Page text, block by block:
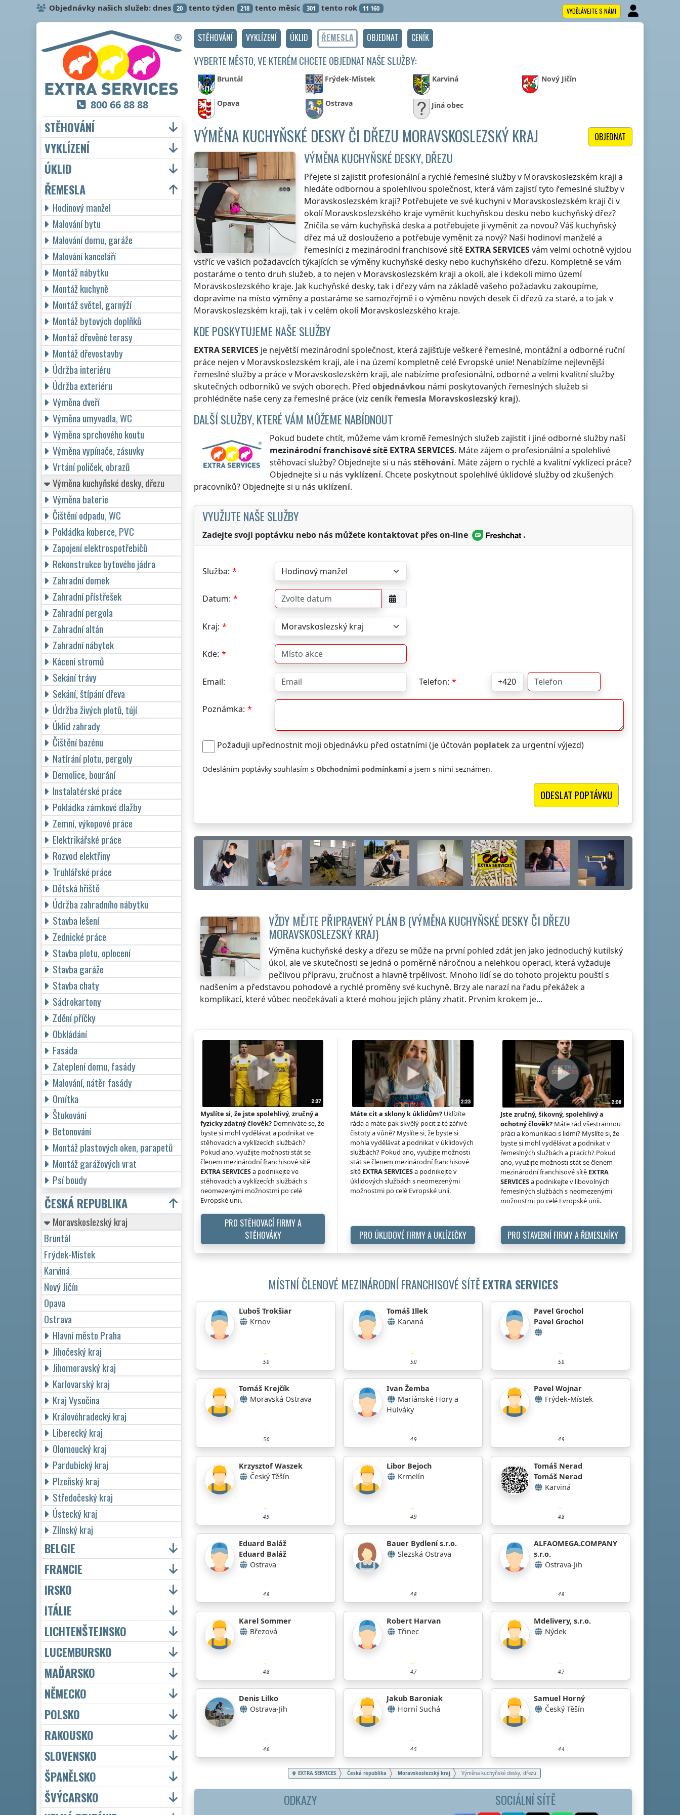
Objednávky našich služeb: dnes 20 tento týden 218 tento měsíc 301 tento rok 11 160 VYDĚLÁVEJTE S NÁMI
STĚHOVÁNÍ VYKLÍZENÍ ÚKLID ŘEMESLA OBJEDNAT CENÍK
VYBERTE MĚSTO, VE KTERÉM CHCETE OBJEDNAT NAŠE SLUŽBY:
Bruntál Frýdek-Místek Karviná Nový Jičín
Opava Ostrava Jiná obec
OBJEDNAT
VÝMĚNA KUCHYŇSKÉ DESKY ČI DŘEZU MORAVSKOSLEZSKÝ KRAJ
VÝMĚNA KUCHYŇSKÉ DESKY, DŘEZU
Přejete si zajistit profesionální a rychlé řemeslné službyv Moravskoslezském kraji a
hledáte odbornou a spolehlivou společnost, která vám zajistí tyto řemeslné službyv
Moravskoslezském kraji? Potřebujete ve své kuchyni v Moravskoslezském kraji či v
okolíMoravskoslezského krajevyměnit kuchyňskou desku nebo kuchyňský dřez?
Zničila se vám kuchyňská deska a potřebujete ji vyměnit za novou? Váš kuchyňský
dřez má už doslouženo a potřebuje vyměnit za nový? Naši hodinoví manželé a
řemeslníci z mezinárodní franchisové sítě EXTRA SERVICESvám velmi ochotně vyjdou
vstříc ve vašich požadavcích týkajících se výměny kuchyňské desky nebo kuchyňského dřezu. Kompletně se vám
postaráme o tento druh služeb, a to nejen v Moravskoslezském kraji a okolí, ale i kdekoli mimo území
Moravskoslezského kraje. Jak kuchyňské desky, tak i dřezy vám na základě vašeho požadavku zakoupíme,
dopravíme na místo výměny a postaráme se samozřejmě i o výměnu nových desek či dřezů za staré, a to jakv
Moravskoslezském kraji, tak i v celém okolíMoravskoslezského kraje.
KDE POSKYTUJEME NAŠE SLUŽBY
EXTRA SERVICES je největší mezinárodní společnost, která zajišťuje veškeré řemeslné, montážní a odborné ruční
práce nejen v Moravskoslezském kraji, ale i na území kompletně celé Evropské unie! Nenabízíme nejlevnější
řemeslné služby a prácev Moravskoslezském kraji, ale nabízíme profesionální, odborné a velmi kvalitní služby
skutečných odborníků ve svých oborech. Před objednávkou námi poskytovaných řemeslných služeb si
prohlédněte naše ceny za řemeslné práce (viz ceník řemesla Moravskoslezský kraj).
DALŠÍ SLUŽBY, KTERÉ VÁM MŮŽEME NABÍDNOUT
Pokud budete chtít, můžeme vám kromě řemeslných služeb zajistit i jiné odborné služby naší
mezinárodní franchisové sítě EXTRA SERVICES. Máte zájem o profesionální a spolehlivé
stěhovací služby? Objednejte si u nás stěhování. Máte zájem o rychlé a kvalitní vyklízecí práce?
Objednejte si u nás vyklízení. Chcete poskytnout spolehlivé úklidové služby od zkušených
pracovníků? Objednejte si u nás uklízení.
VYUŽIJTE NAŠE SLUŽBY
Zadejte svoji poptávku nebo nás můžete kontaktovat přes on-line .
Služba:
Datum:
Kraj:
Kde:
Email: Telefon:
Poznámka:
Požaduji upřednostnit moji objednávku před ostatními (je účtován poplatekza urgentní výjezd)
Odesláním poptávky souhlasím s Obchodními podmínkami a jsem s nimi seznámen.
VŽDY MĚJTE PŘIPRAVENÝ PLÁN B (VÝMĚNA KUCHYŇSKÉ DESKY ČI DŘEZU
MORAVSKOSLEZSKÝ KRAJ)
Výměna kuchyňské desky a dřezu se může na první pohled zdát jen jako jednoduchý kutilský
úkol, ale ve skutečnosti se jedná o poměrně náročnou a nelehkou operaci, která vyžaduje
pečlivou přípravu, zručnost a hlavně trpělivost. Mnoho lidí se do tohoto projektu pouští s
nadšením a představou pohodové a rychlé proměny své kuchyně. Brzy ale narazí na řadu překážek a
komplikací, které vůbec neočekávali a které mohou jejich plány zhatit. Prvním krokem je...
Myslíte si, že jste spolehlivý, zručný a
fyzicky zdatný člověk? Domníváte se, že
byste si mohl vydělávat a podnikat ve
stěhovacích a vyklízecích službách?
Pokud ano, využijte možnosti stát se
členem mezinárodní franchisové sítě
EXTRA SERVICESa podnikejte ve
stěhovacích a vyklízecích službách s
neomezenými možnostmi po celé
Evropské unii.
PRO STĚHOVACÍ FIRMY A
STĚHOVÁKY
Máte cit a sklony k úklidům? Uklízíte
ráda a máte pak skvělý pocit z té zářivé
čistoty a vůně? Myslíte si, že byste si
mohla vydělávat a podnikat v úklidových
službách? Pokud ano, využijte možnosti
stát se členem mezinárodní franchisové
sítě EXTRA SERVICESa podnikejte v
úklidových službách s neomezenými
možnostmi po celé Evropské unii.
PRO ÚKLIDOVÉ FIRMY A UKLÍZEČKY
Jste zručný, šikovný, spolehlivý a
ochotný člověk?Máte rád všestrannou
práci a komunikaci s lidmi? Myslíte si, že
byste si mohl vydělávat a podnikat v
řemeslných službách a pracích? Pokud
ano, využijte možnosti stát se členem
mezinárodní franchisové sítě EXTRA
SERVICESa podnikejte v libovolných
řemeslných službách s neomezenými
možnostmi po celé Evropské unii.
PRO STAVEBNÍ FIRMY A ŘEMESLNÍKY
MÍSTNÍ ČLENOVÉ MEZINÁRODNÍ FRANCHISOVÉ SÍTĚEXTRA SERVICES
Ľuboš Trokšiar
Krnov
5.0
Tomáš Illek
Karviná
5.0
Pavel Grochol
Pavel Grochol
5.0
Tomáš Krejčík
Moravská Ostrava
5.0
Ivan Žemba
Mariánské Hory a
Hulváky
4.9
Pavel Wojnar
Frýdek-Místek
4.9
Krzysztof Waszek
Český Těšín
4.9
Libor Bejoch
Krmelín
4.9
Tomáš Nerad
Tomáš Nerad
Karviná
4.8
Eduard Baláž
Eduard Baláž
Ostrava
4.8
Bauer Bydlení s.r.o.
Slezská Ostrava
4.8
ALFAOMEGA.COMPANY
s.r.o.
Ostrava-Jih
4.8
Karel Sommer
Březová
4.8
Robert Harvan
Třinec
4.7
Mdelivery, s.r.o.
Nýdek
4.7
Denis Lilko
Ostrava-Jih
4.6
Jakub Baroniak
Horní Suchá
4.5
Samuel Horný
Český Těšín
4.4
EXTRA SERVICES Česká republika Moravskoslezský kraj Výměna kuchyňské desky, dřezu
ODKAZY SOCIÁLNÍ SÍTĚ
800 66 88 88
STĚHOVÁNÍ
VYKLÍZENÍ
ÚKLID
ŘEMESLA
Hodinový manžel
Malování bytu
Malování domu, garáže
Malování kanceláří
Montáž nábytku
Montáž kuchyně
Montáž světel, garnýží
Montáž bytových doplňků
Montáž dřevěné terasy
Montáž dřevostavby
Údržba interiéru
Údržba exteriéru
Výměna dveří
Výměna umyvadla, WC
Výměna sprchového koutu
Výměna vypínače, zásuvky
Vrtání poliček, obrazů
Výměna kuchyňské desky, dřezu
Výměna baterie
Čištění odpadu, WC
Pokládka koberce, PVC
Zapojení elektrospotřebičů
Rekonstrukce bytového jádra
Zahradní domek
Zahradní přístřešek
Zahradní pergola
Zahradní altán
Zahradní nábytek
Kácení stromů
Sekání trávy
Sekání, štípání dřeva
Údržba živých plotů, tújí
Úklid zahrady
Čištění bazénu
Natírání plotu, pergoly
Demolice, bourání
Instalatérské práce
Pokládka zámkové dlažby
Zemní, výkopové práce
Elektrikářské práce
Rozvod elektřiny
Truhlářské práce
Dětská hřiště
Údržba zahradního nábytku
Stavba lešení
Zednické práce
Stavba plotu, oplocení
Stavba garáže
Stavba chaty
Sádrokartony
Zdění příčky
Obkládání
Fasáda
Zateplení domu, fasády
Malování, nátěr fasády
Omítka
Štukování
Betonování
Montáž plastových oken, parapetů
Montáž garážových vrat
Psí boudy
ČESKÁ REPUBLIKA
Moravskoslezský kraj
Bruntál
Frýdek-Místek
Karviná
Nový Jičín
Opava
Ostrava
Hlavní město Praha
Jihočeský kraj
Jihomoravský kraj
Karlovarský kraj
Kraj Vysočina
Královéhradecký kraj
Liberecký kraj
Olomoucký kraj
Pardubický kraj
Plzeňský kraj
Středočeský kraj
Ústecký kraj
Zlínský kraj
BELGIE
FRANCIE
IRSKO
ITÁLIE
LICHTENŠTEJNSKO
LUCEMBURSKO
MAĎARSKO
NĚMECKO
POLSKO
RAKOUSKO
SLOVENSKO
ŠPANĚLSKO
ŠVÝCARSKO